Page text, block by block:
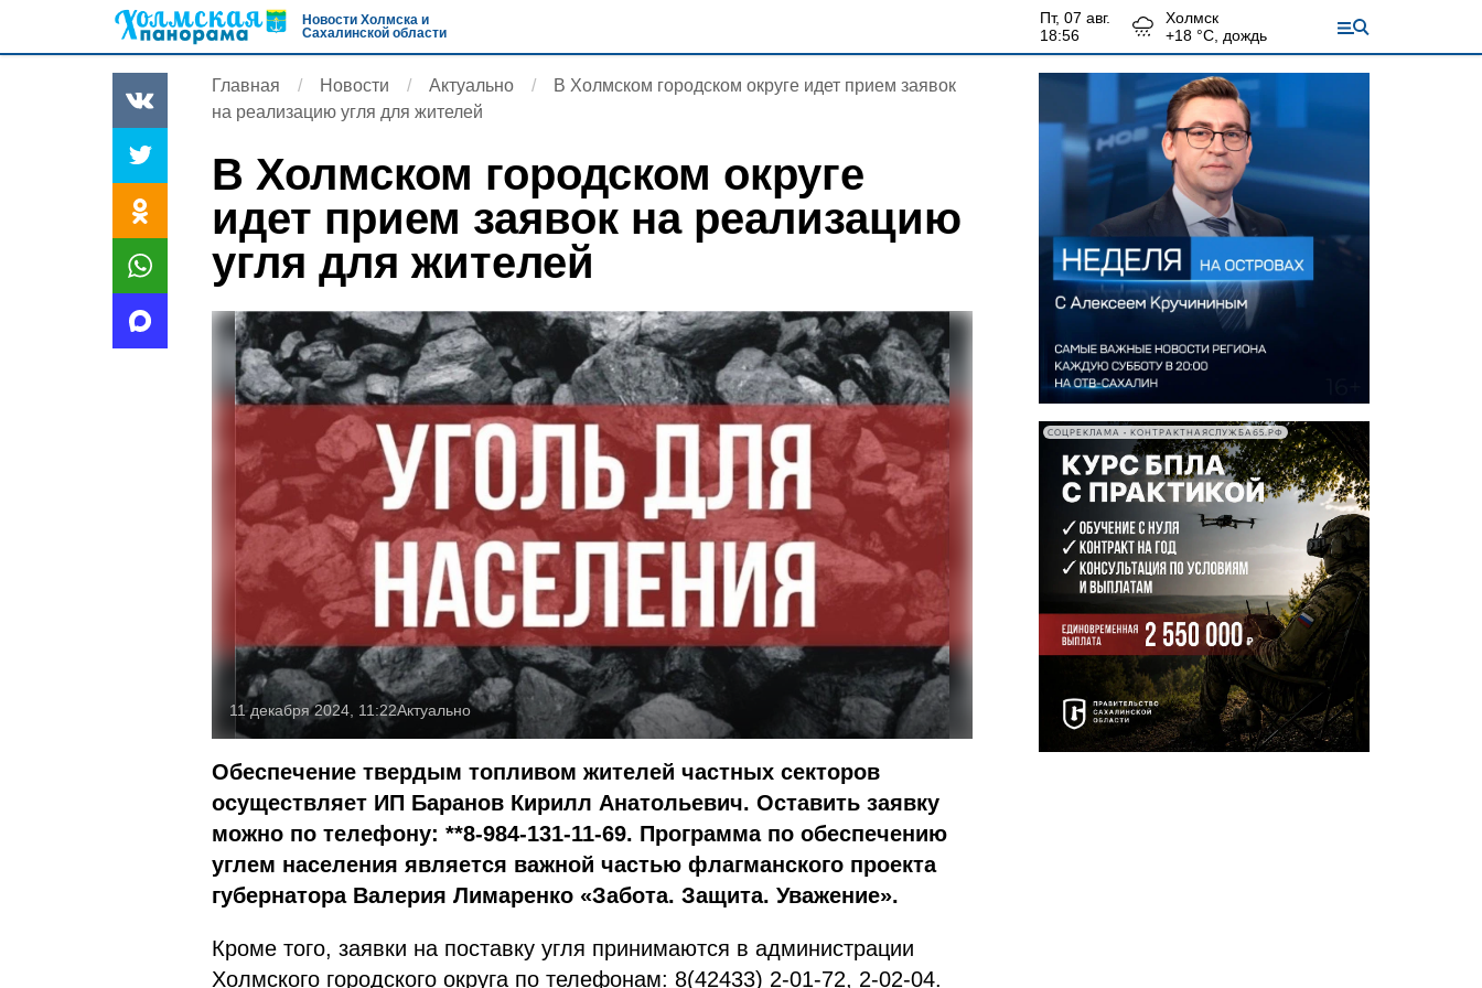
Новости Холмска и
Сахалинской области
пт, 07 авг.
18:56
Холмск
+18 °С, дождь
Главная Новости Актуально
В Холмском городском округе идет прием заявок
на реализацию угля для жителей
В Холмском городском округе
идет прием заявок на реализацию
угля для жителей
11 декабря 2024, 11:22Актуально
Обеспечение твердым топливом жителей частных секторов
осуществляет ИП Баранов Кирилл Анатольевич. Оставить заявку
можно по телефону: **8-984-131-11-69. Программа по обеспечению
углем населения является важной частью флагманского проекта
губернатора Валерия Лимаренко «Забота. Защита. Уважение».
Кроме того, заявки на поставку угля принимаются в администрации
Холмского городского округа по телефонам: 8(42433) 2-01-72, 2-02-04.
СОЦРЕКЛАМА • КОНТРАКТНАЯСЛУЖБА65.РФ